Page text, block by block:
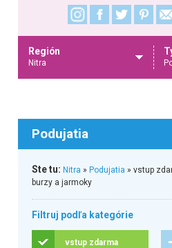
Región
Nitra
Podujatia
Ste tu: Nitra » Podujatia » vstup
burzy a jarmoky
Filtruj podľa kategórie
vstup zdarma